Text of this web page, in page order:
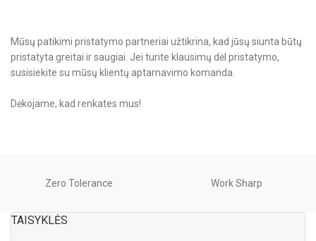
Mūsų patikimi pristatymo partneriai užtikrina, kad jūsų siunta būtų
pristatyta greitai ir saugiai. Jei turite klausimų dėl pristatymo,
susisiekite su mūsų klientų aptarnavimo komanda.
Dėkojame, kad renkates mus!
Zero Tolerance Work Sharp
TAISYKLĖS